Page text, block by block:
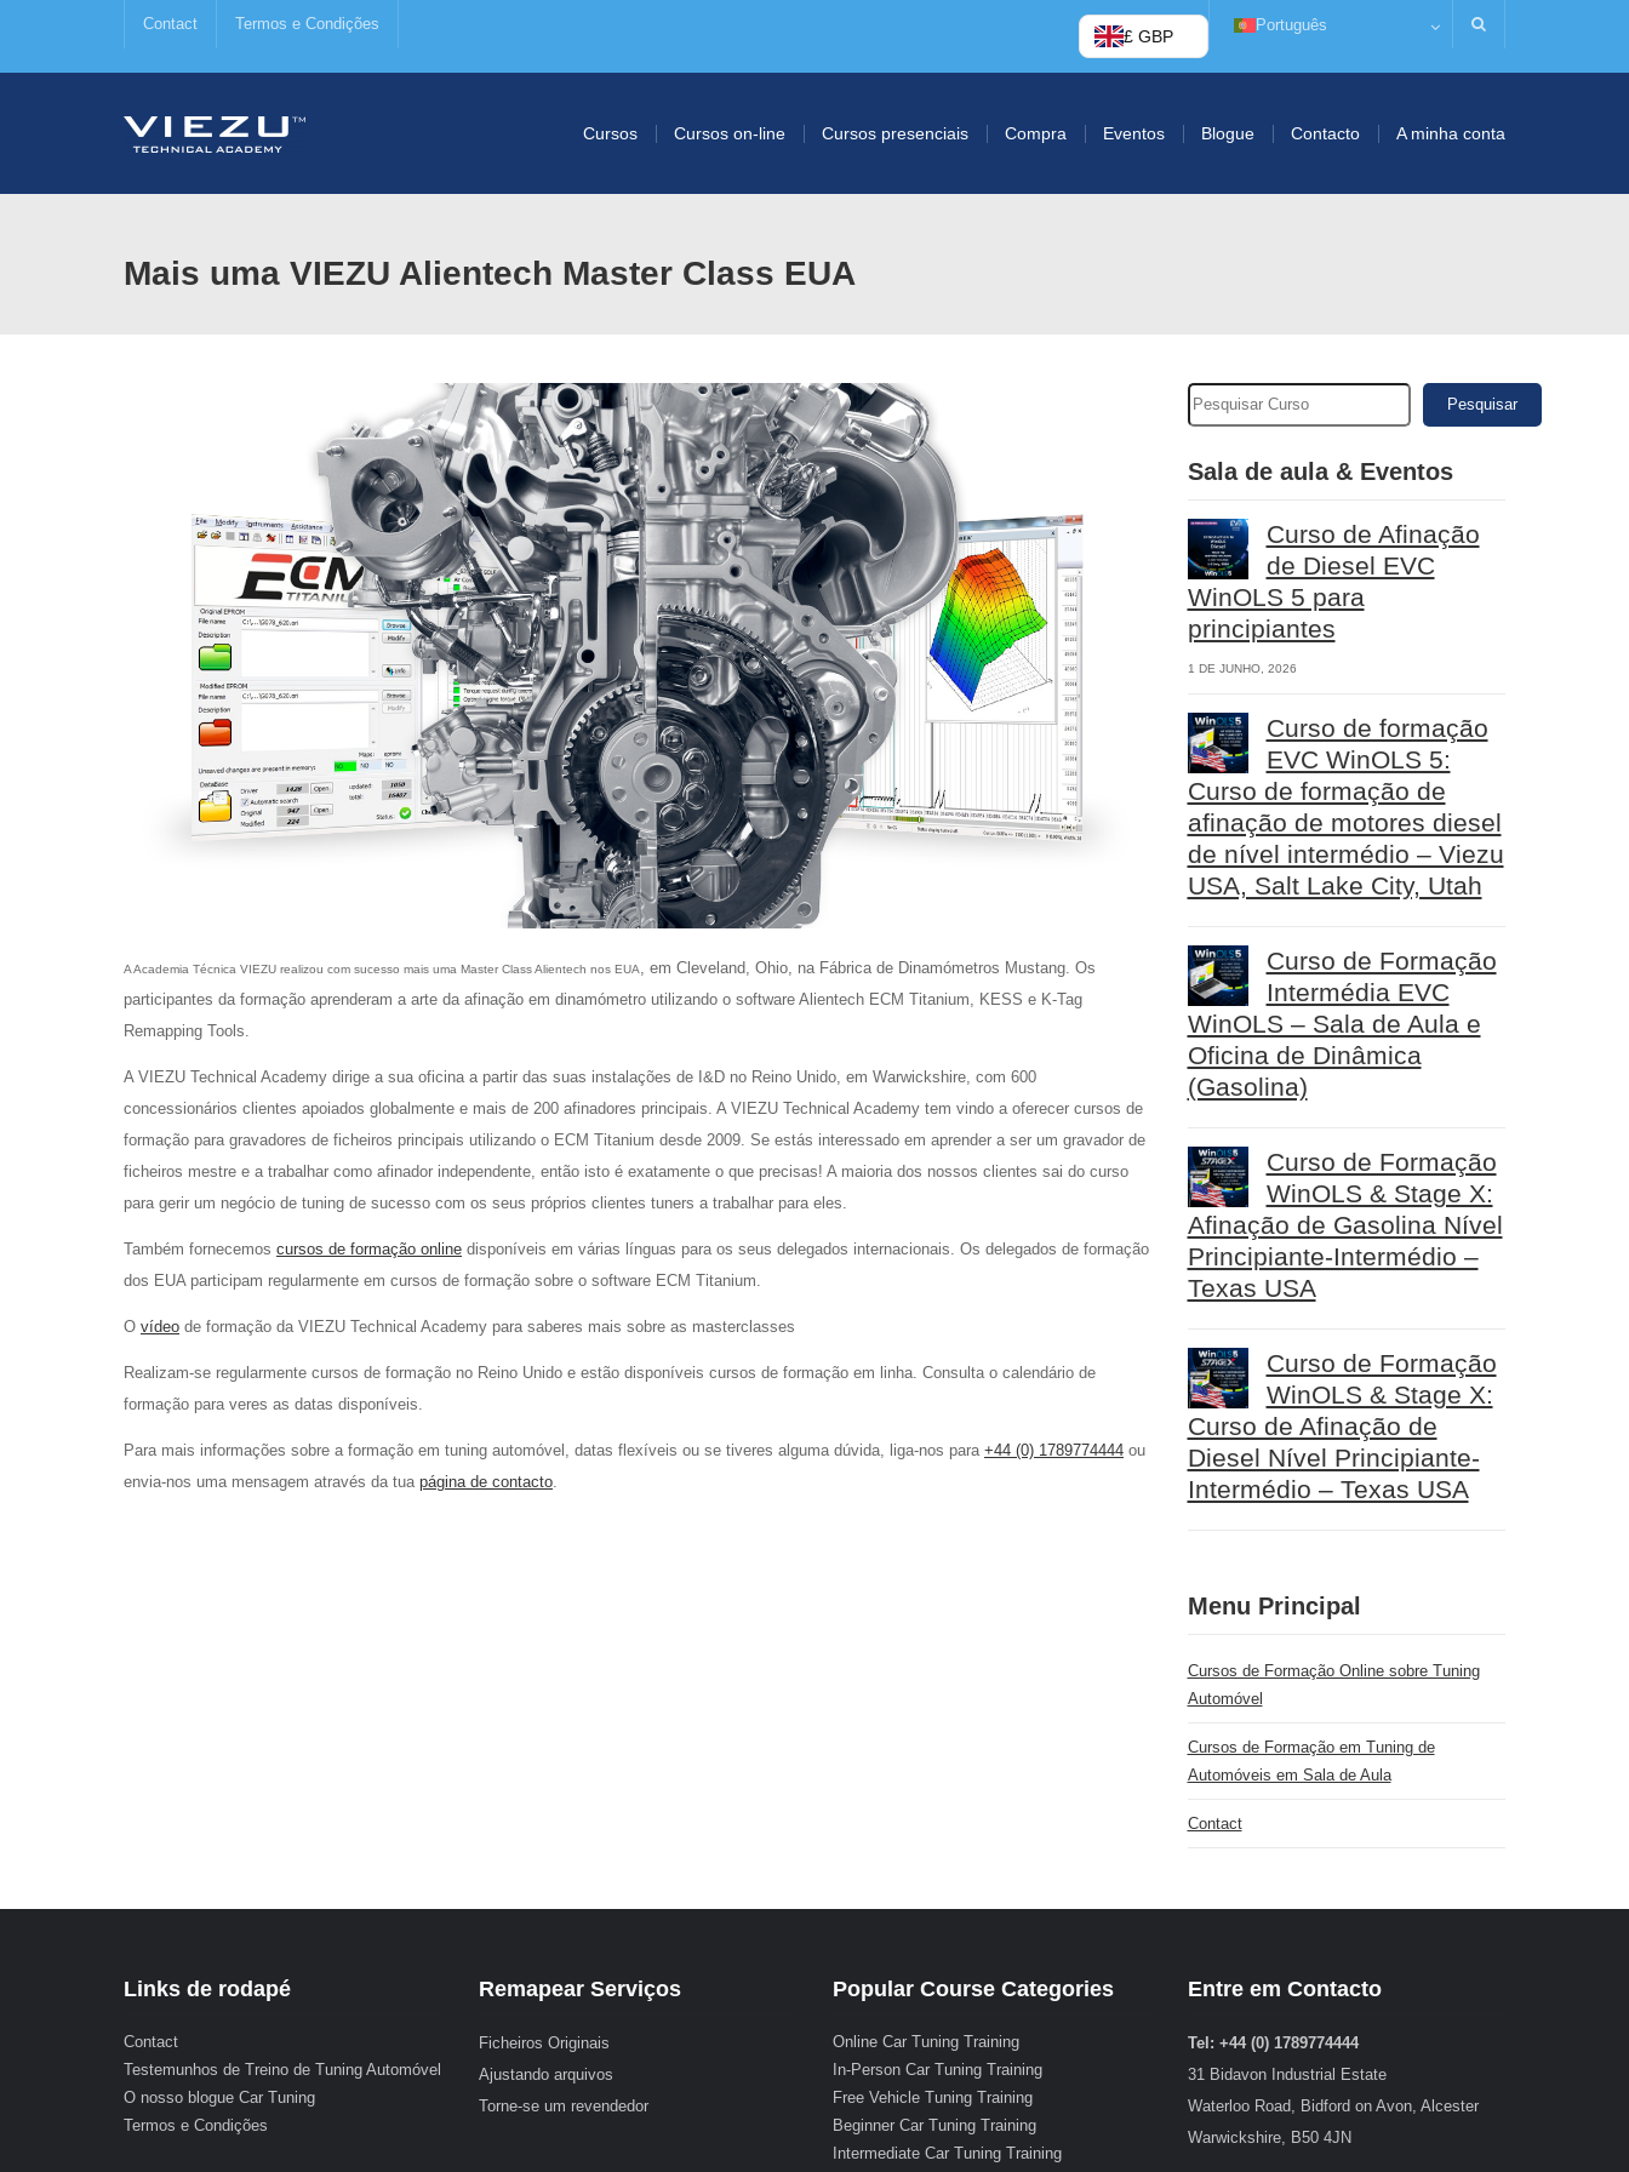
Contact Termos e Condições
£ GBP
Português
Cursos Cursos on-line Cursos presenciais Compra Eventos Blogue Contacto A minha conta
Mais uma VIEZU Alientech Master Class EUA
A Academia Técnica VIEZU realizou com sucesso mais uma Master Class Alientech nos EUA, em Cleveland, Ohio, na Fábrica de Dinamómetros Mustang. Os
participantes da formação aprenderam a arte da afinação em dinamómetro utilizando o software Alientech ECM Titanium, KESS e K-Tag
Remapping Tools.
A VIEZU Technical Academy dirige a sua oficina a partir das suas instalações de I&D no Reino Unido, em Warwickshire, com 600
concessionários clientes apoiados globalmente e mais de 200 afinadores principais. A VIEZU Technical Academy tem vindo a oferecer cursos de
formação para gravadores de ficheiros principais utilizando o ECM Titanium desde 2009. Se estás interessado em aprender a ser um gravador de
ficheiros mestre e a trabalhar como afinador independente, então isto é exatamente o que precisas! A maioria dos nossos clientes sai do curso
para gerir um negócio de tuning de sucesso com os seus próprios clientes tuners a trabalhar para eles.
Também fornecemos cursos de formação online disponíveis em várias línguas para os seus delegados internacionais. Os delegados de formação
dos EUA participam regularmente em cursos de formação sobre o software ECM Titanium.
O vídeo de formação da VIEZU Technical Academy para saberes mais sobre as masterclasses
Realizam-se regularmente cursos de formação no Reino Unido e estão disponíveis cursos de formação em linha. Consulta o calendário de
formação para veres as datas disponíveis.
Para mais informações sobre a formação em tuning automóvel, datas flexíveis ou se tiveres alguma dúvida, liga-nos para +44 (0) 1789774444 ou
envia-nos uma mensagem através da tua página de contacto.
Pesquisar
Sala de aula & Eventos
Curso de Afinação
de Diesel EVC
WinOLS 5 para
principiantes
1 DE JUNHO, 2026
Curso de formação
EVC WinOLS 5:
Curso de formação de
afinação de motores diesel
de nível intermédio – Viezu
USA, Salt Lake City, Utah
Curso de Formação
Intermédia EVC
WinOLS – Sala de Aula e
Oficina de Dinâmica
(Gasolina)
Curso de Formação
WinOLS & Stage X:
Afinação de Gasolina Nível
Principiante-Intermédio –
Texas USA
Curso de Formação
WinOLS & Stage X:
Curso de Afinação de
Diesel Nível Principiante-
Intermédio – Texas USA
Menu Principal
Cursos de Formação Online sobre Tuning
Automóvel
Cursos de Formação em Tuning de
Automóveis em Sala de Aula
Contact
Links de rodapé
Contact
Testemunhos de Treino de Tuning Automóvel
O nosso blogue Car Tuning
Termos e Condições
Remapear Serviços
Ficheiros Originais
Ajustando arquivos
Torne-se um revendedor
Popular Course Categories
Online Car Tuning Training
In-Person Car Tuning Training
Free Vehicle Tuning Training
Beginner Car Tuning Training
Intermediate Car Tuning Training
Entre em Contacto
Tel: +44 (0) 1789774444
31 Bidavon Industrial Estate
Waterloo Road, Bidford on Avon, Alcester
Warwickshire, B50 4JN